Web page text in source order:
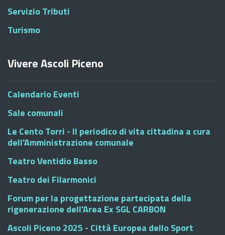
Servizio Tributi
Turismo
Vivere Ascoli Piceno
Calendario Eventi
Sale comunali
Le Cento Torri - Il periodico di vita cittadina a cura
dell'Amministrazione comunale
Teatro Ventidio Basso
Teatro dei Filarmonici
Forum per la progettazione partecipata della
rigenerazione dell'Area Ex SGL CARBON
Ascoli Piceno 2025 - Città Europea dello Sport